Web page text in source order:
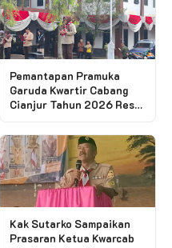
Pemantapan Pramuka
Garuda Kwartir Cabang
Cianjur Tahun 2026 Resmi
Kak Sutarko Sampaikan
Prasaran Ketua Kwarcab